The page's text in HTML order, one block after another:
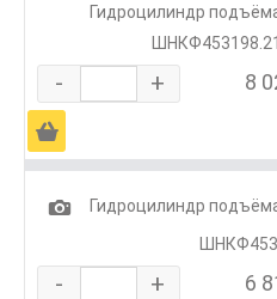
Гидроцилиндр
- + 8
Ä
1
Гидроцилиндр
- + 6